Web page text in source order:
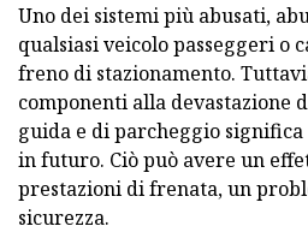
Uno dei sistemi più abusati,
qualsiasi veicolo passeggeri o
freno di stazionamento.
componenti alla devastazione
guida e di parcheggio significa
in futuro. Ciò può avere un
prestazioni di frenata, un
sicurezza.